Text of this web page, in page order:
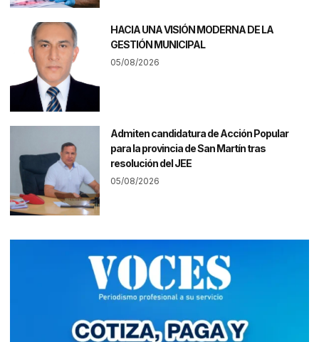
HACIA UNA VISIÓN MODERNA DE LA
GESTIÓN MUNICIPAL
05/08/2026
Admiten candidatura de Acción Popular
para la provincia de San Martín tras
resolución del JEE
05/08/2026